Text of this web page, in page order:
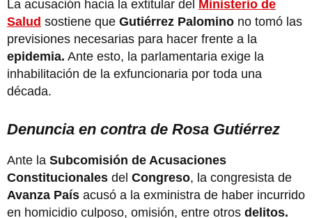
La acusación hacia la extitular del Ministerio de
Salud sostiene que Gutiérrez Palomino no tomó las
previsiones necesarias para hacer frente a la
epidemia. Ante esto, la parlamentaria exige la
inhabilitación de la exfuncionaria por toda una
década.
Denuncia en contra de Rosa Gutiérrez
Ante la Subcomisión de Acusaciones
Constitucionales del Congreso, la congresista de
Avanza País acusó a la exministra de haber incurrido
en homicidio culposo, omisión, entre otros delitos.